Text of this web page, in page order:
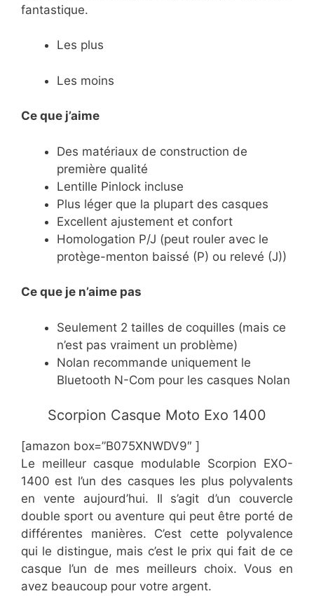
fantastique.
Les plus
Les moins
Ce que j’aime
​Des matériaux de construction de
première qualité
​Lentille Pinlock incluse
​Plus léger que la plupart des casques
​Excellent ajustement et confort
​Homologation P/J (peut rouler avec le
protège-menton baissé (P) ou relevé (J))
Ce que je n’aime pas
​Seulement 2 tailles de coquilles (mais ce
n’est pas vraiment un problème)
​Nolan recommande uniquement le
Bluetooth N-Com pour les casques Nolan
​Scorpion Casque Moto Exo 1400
[amazon box=”​​B075XNWDV9″ ]
Le meilleur casque modulable Scorpion EXO-
1400 est l’un des casques les plus polyvalents
en vente aujourd’hui. Il s’agit d’un couvercle
double sport ou aventure qui peut être porté de
différentes manières. C’est cette polyvalence
qui le distingue, mais c’est le prix qui fait de ce
casque l’un de mes meilleurs choix. Vous en
avez beaucoup pour votre argent.